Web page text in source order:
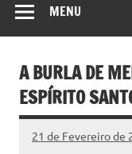
MENU
A BURLA DE
ESPÍRITO
21 de Fevereiro de